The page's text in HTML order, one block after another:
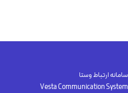
سامانه ارتباط وستا
Vesta Communication System